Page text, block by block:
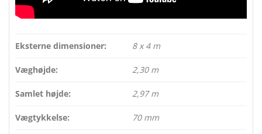
Eksterne dimensioner: 8 x 4 m
Væghøjde: 2,30 m
Samlet højde: 2,97 m
Vægtykkelse: 70 mm